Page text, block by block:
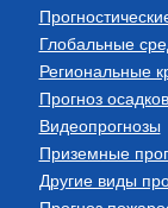
Глобальные
Региональные
Прогноз
Видеопрогнозы
Приземные
Другие виды